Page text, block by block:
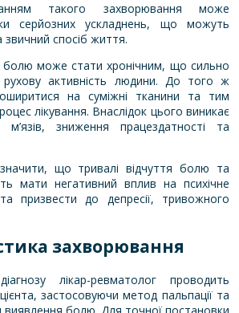
такого захворювання може
серйозних ускладнень, що можуть
спосіб життя.
болю може стати хронічним, що сильно
активність людини. До того ж
на суміжні тканини та тим
лікування. Внаслідок цього виникає
м’язів, зниження працездатності та
що тривалі відчуття болю та
мати негативний вплив на психічне
призвести до депресії, тривожного
захворювання
лікар-ревматолог проводить
застосовуючи метод пальпації та